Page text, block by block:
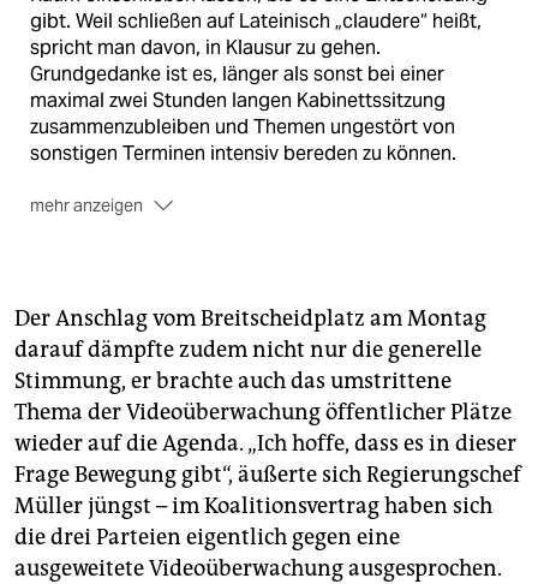
gibt. Weil schließen auf Lateinisch „claudere“ heißt,
spricht man davon, in Klausur zu gehen.
Grundgedanke ist es, länger als sonst bei einer
maximal zwei Stunden langen Kabinettssitzung
zusammenzubleiben und Themen ungestört von
sonstigen Terminen intensiv bereden zu können.
mehr anzeigen
Kreuth schier mythische Züge an. Diese Woche fand
sie erstmals im Kloster Seeon statt. (sta)
Der Anschlag vom Breitscheidplatz am Montag
darauf dämpfte zudem nicht nur die generelle
Stimmung, er brachte auch das umstrittene
Thema der Videoüberwachung öffentlicher Plätze
wieder auf die Agenda. „Ich hoffe, dass es in dieser
Frage Bewegung gibt“, äußerte sich Regierungschef
Müller jüngst – im Koalitionsvertrag haben sich
die drei Parteien eigentlich gegen eine
ausgeweitete Videoüberwachung ausgesprochen.